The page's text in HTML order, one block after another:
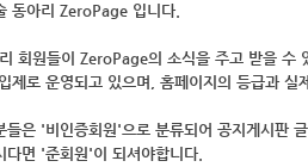
동아리 ZeroPage 입니다.
회원들이 ZeroPage의 소식을 주고 받을 수
제 로 운영되고 있으며, 홈페이지의 등급과 실
들은 '비인증회원'으로 분류되어 공지게시판
다면 '준회원 '이 되셔야합니다.